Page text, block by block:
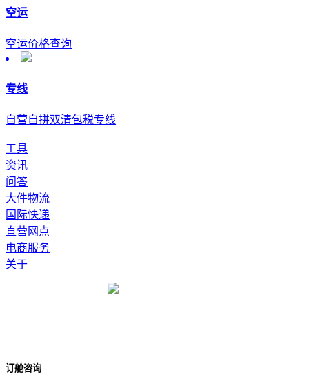
空运
空运价格查询
专线
自营自拼双清包税专线
工具
资讯
问答
大件物流
国际快递
直营网点
电商服务
关于
订舱咨询